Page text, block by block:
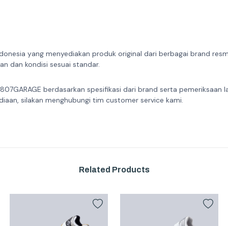
yang menyediakan produk original dari berbagai brand
dan kondisi sesuai standar.
berdasarkan spesifikasi dari brand serta
silakan menghubungi tim customer service kami.
Related Products